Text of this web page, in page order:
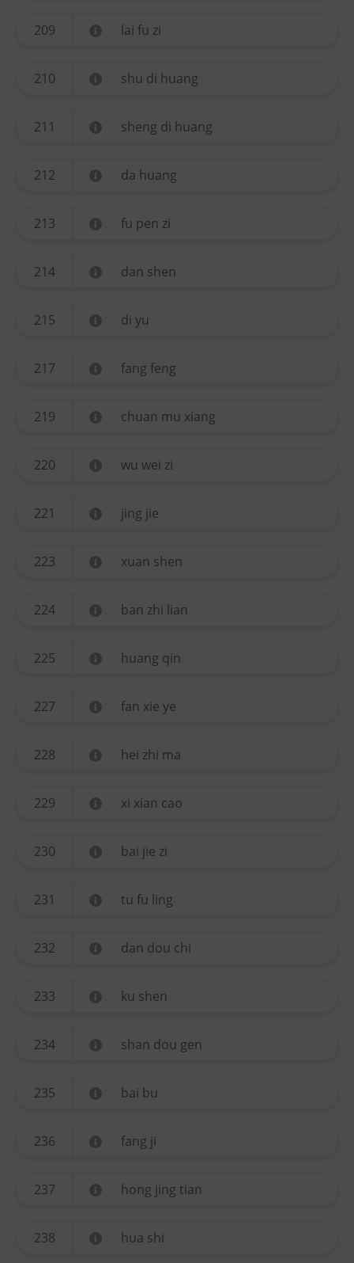
209 lai fu zi
210 shu di huang
211 sheng di huang
212 da huang
213 fu pen zi
214 dan shen
215 di yu
217 fang feng
219 chuan mu xiang
220 wu wei zi
221 jing jie
223 xuan shen
224 ban zhi lian
225 huang qin
227 fan xie ye
228 hei zhi ma
229 xi xian cao
230 bai jie zi
231 tu fu ling
232 dan dou chi
233 ku shen
234 shan dou gen
235 bai bu
236 fang ji
237 hong jing tian
238 hua shi